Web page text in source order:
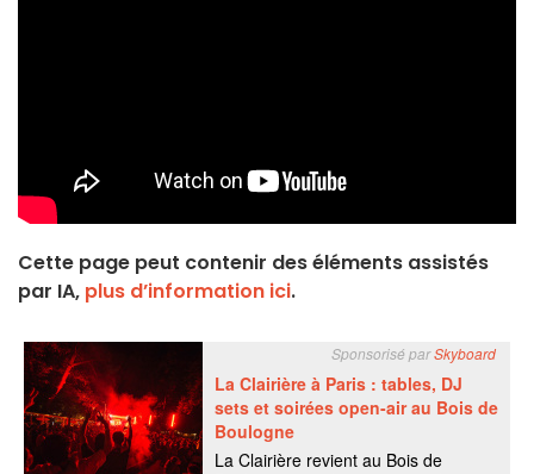
Cette page peut contenir des éléments assistés
par IA, plus d’information ici.